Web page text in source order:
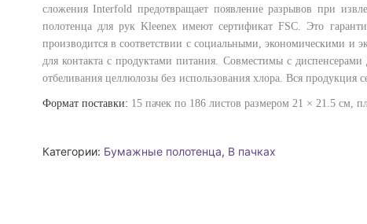
сложения Interfold предотвращает появление разрывов при
полотенца для рук Kleenex имеют сертификат FSC. Это
производится в соответствии с социальными, экономическими и
для контакта с продуктами питания. Совместимы с
отбеливания целлюлозы без использования хлора. Вся продукция
Формат поставки: 15 пачек по 186 листов размером 21 × 21.5 см,
Категории: Бумажные полотенца, В пачках